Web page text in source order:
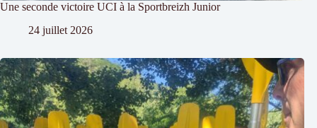
Une seconde victoire UCI à la Sportbreizh Junior
24 juillet 2026